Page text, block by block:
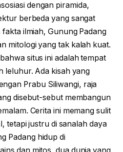
dengan piramida,
berbeda yang sangat
ilmiah, Gunung Padang
mitologi yang tak kalah kuat.
situs ini adalah tempat
leluhur. Ada kisah yang
Prabu Siliwangi, raja
disebut-sebut membangun
Cerita ini memang sulit
tetapi justru di sanalah daya
Padang hidup di